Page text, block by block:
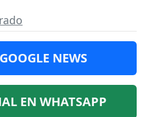
NEWS
EN WHATSAPP